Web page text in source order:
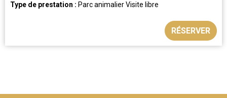
Type de prestation : Parc animalierVisite libre
RÉSERVER